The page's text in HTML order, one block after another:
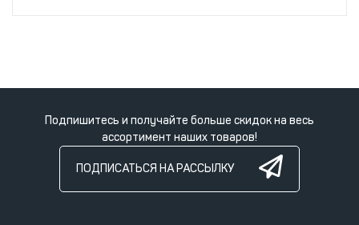
Подпишитесь и получайте больше скидок на весь
ассортимент наших товаров!
ПОДПИСАТЬСЯ НА РАССЫЛКУ